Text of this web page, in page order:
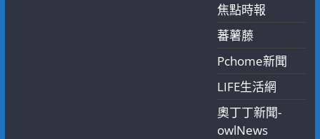
焦點時報
蕃薯藤
Pchome新聞
LIFE生活網
奧丁丁新聞-
owlNews